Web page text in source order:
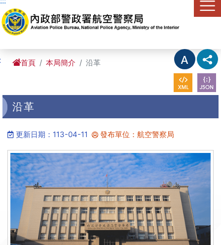
進入內容區塊
首頁 本局簡介 沿革
沿革
更新日期：113-04-11 發布單位：航空警察局